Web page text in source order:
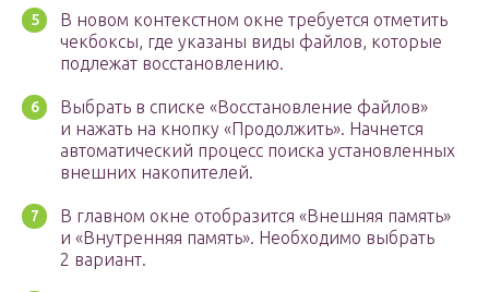
В новом контекстном окне требуется отметить
чекбоксы, где указаны виды файлов, которые
подлежат восстановлению.
Выбрать в списке «Восстановление файлов»
и нажать на кнопку «Продолжить». Начнется
автоматический процесс поиска установленных
внешних накопителей.
В главном окне отобразится «Внешняя память»
и «Внутренняя память». Необходимо выбрать
2 вариант.